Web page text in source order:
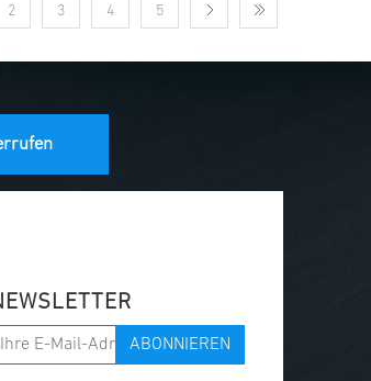
2 3 4 5
ABONNIEREN